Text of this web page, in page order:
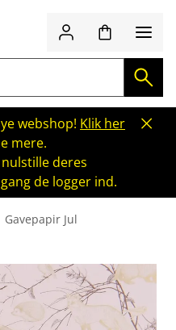
webshop! Klik her
mere.
deres
de logger ind.
Gavepapir Jul